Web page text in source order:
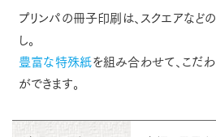
プリンパの冊子印刷は、スクエアなど
し。
豊富な特殊紙を組み合わせて、こだ
ができます。